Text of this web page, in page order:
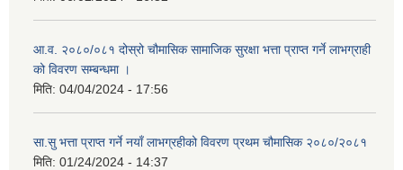
आ.व. २०८०/०८१ दोस्रो चौमासिक सामाजिक सुरक्षा भत्ता प्राप्त गर्ने लाभग्राही
को विवरण सम्बन्धमा ।
मिति: 04/04/2024 - 17:56
सा.सु भत्ता प्राप्त गर्ने नयाँ लाभग्रहीको विवरण प्रथम चौमासिक २०८०/२०८१
मिति: 01/24/2024 - 14:37